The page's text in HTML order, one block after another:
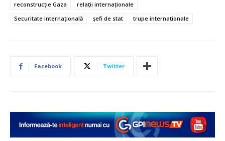
reconstrucție Gaza
relații internaționale
Securitate internațională
șefi de stat trupe internaționale
Facebook Twitter